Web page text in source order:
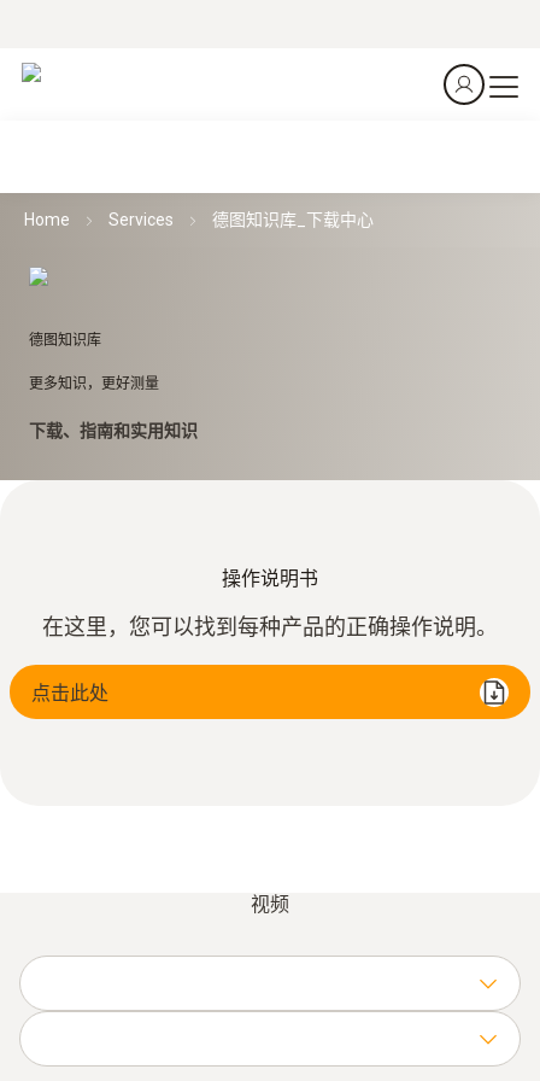
Home Services 德图知识库_下载中心
德图知识库
更多知识，更好测量
下载、指南和实用知识
操作说明书
在这里，您可以找到每种产品的正确操作说明。
点击此处
视频